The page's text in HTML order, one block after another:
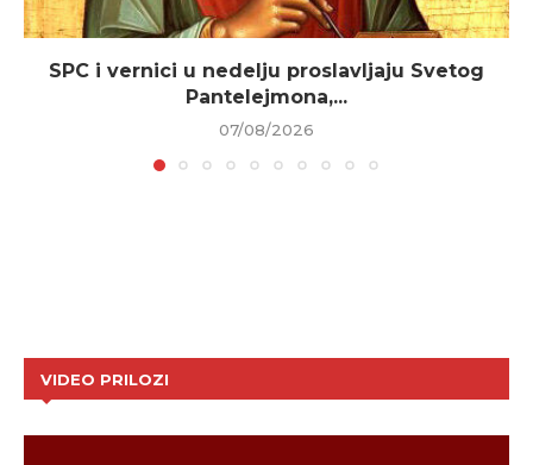
SPC i vernici u nedelju proslavljaju Svetog
Pantelejmona,...
07/08/2026
VIDEO PRILOZI